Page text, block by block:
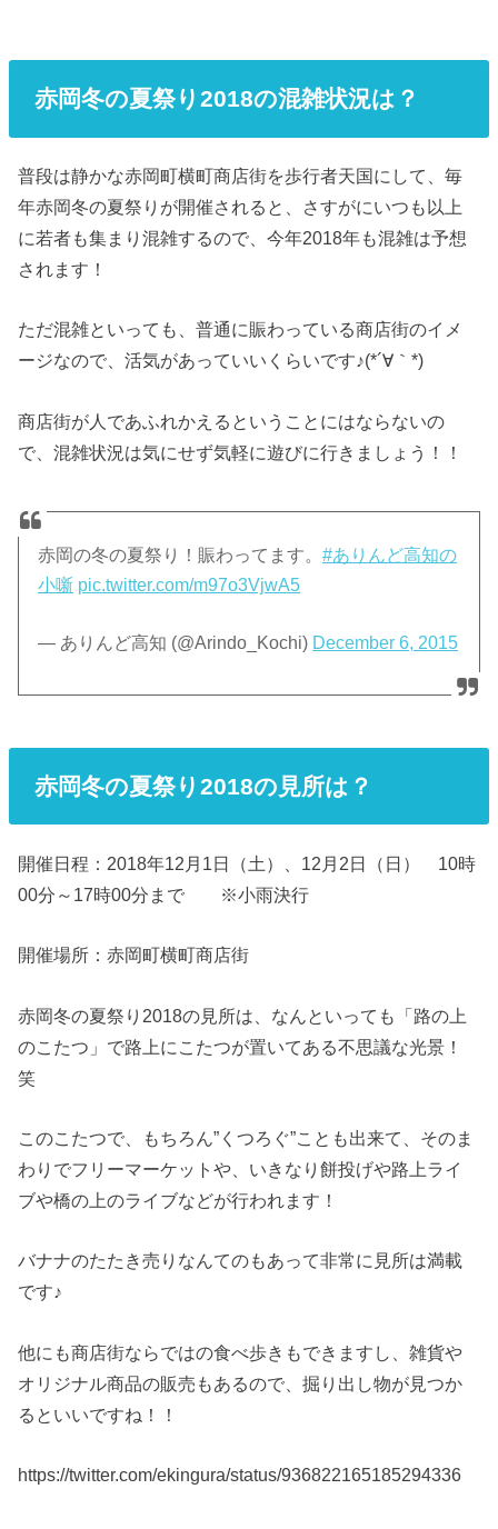
赤岡冬の夏祭り2018の混雑状況は？
普段は静かな赤岡町横町商店街を歩行者天国にして、毎
年赤岡冬の夏祭りが開催されると、さすがにいつも以上
に若者も集まり混雑するので、今年2018年も混雑は予想
されます！
ただ混雑といっても、普通に賑わっている商店街のイメ
ージなので、活気があっていいくらいです♪(*´∀｀*)
商店街が人であふれかえるということにはならないの
で、混雑状況は気にせず気軽に遊びに行きましょう！！
赤岡の冬の夏祭り！賑わってます。#ありんど高知の
小噺 pic.twitter.com/m97o3VjwA5
— ありんど高知 (@Arindo_Kochi) December 6, 2015
赤岡冬の夏祭り2018の見所は？
開催日程：2018年12月1日（土）、12月2日（日） 10時
00分～17時00分まで ※小雨決行
開催場所：赤岡町横町商店街
赤岡冬の夏祭り2018の見所は、なんといっても「路の上
のこたつ」で路上にこたつが置いてある不思議な光景！
笑
このこたつで、もちろん”くつろぐ”ことも出来て、そのま
わりでフリーマーケットや、いきなり餅投げや路上ライ
ブや橋の上のライブなどが行われます！
バナナのたたき売りなんてのもあって非常に見所は満載
です♪
他にも商店街ならではの食べ歩きもできますし、雑貨や
オリジナル商品の販売もあるので、掘り出し物が見つか
るといいですね！！
https://twitter.com/ekingura/status/936822165185294336